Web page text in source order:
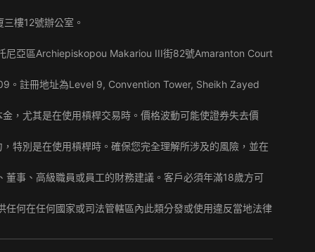
樓12號辦公室。
尼亞區Archiepiskopou Makariou III街82號Amaranton Court
。註冊地址為Level 9, Convention Tower, Sheikh Zayed
，尤其是在使用槓桿交易時。價格波動可能使證券失去價
特別是在使用槓桿時。確保您完全理解所涉及的風險，並在
事、高級職員或員工的財務建議。客戶必須年滿18歲方可
何在任何國家或司法管轄區內此類分發或使用違反當地法律